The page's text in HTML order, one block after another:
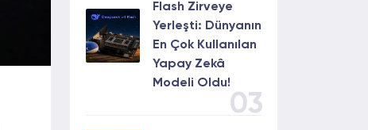
Flash Zirveye
Yerleşti: Dünyanın
En Çok Kullanılan
Yapay Zekâ
Modeli Oldu!
03